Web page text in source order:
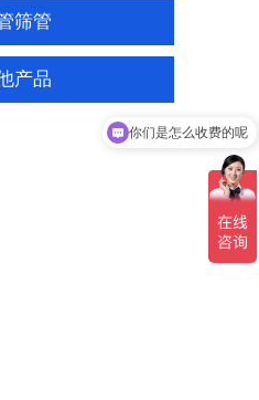
筛管
产品
你们是怎么收费的呢